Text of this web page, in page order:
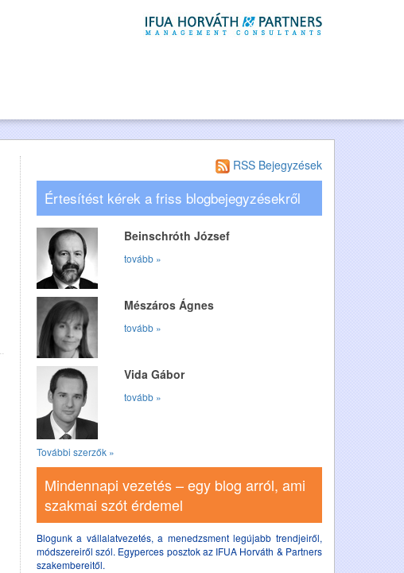
RSS Bejegyzések
Értesítést kérek a friss blogbejegyzésekről
Beinschróth József
tovább »
Mészáros Ágnes
tovább »
Vida Gábor
tovább »
További szerzők »
Mindennapi vezetés – egy blog arról, ami
szakmai szót érdemel
Blogunk a vállalatvezetés, a menedzsment legújabb trendjeiről,
módszereiről szól. Egyperces posztok az IFUA Horváth & Partners
szakembereitől.